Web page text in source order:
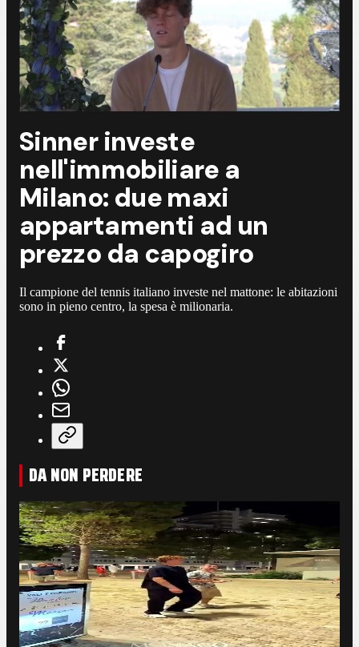
Sinner investe
nell'immobiliare a
Milano: due maxi
appartamenti ad un
prezzo da capogiro
Il campione del tennis italiano investe nel mattone: le abitazioni
sono in pieno centro, la spesa è milionaria.
DA NON PERDERE